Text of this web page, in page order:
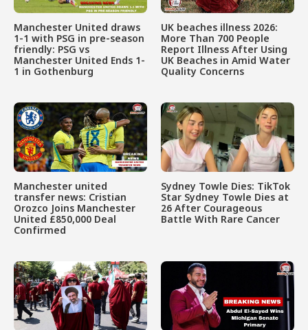
Manchester United draws
1-1 with PSG in pre-season
friendly: PSG vs
Manchester United Ends 1-
1 in Gothenburg
UK beaches illness 2026:
More Than 700 People
Report Illness After Using
UK Beaches in Amid Water
Quality Concerns
Manchester united
transfer news: Cristian
Orozco Joins Manchester
United £850,000 Deal
Confirmed
Sydney Towle Dies: TikTok
Star Sydney Towle Dies at
26 After Courageous
Battle With Rare Cancer